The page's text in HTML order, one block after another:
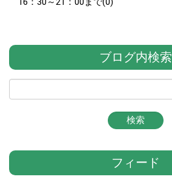
ブログ内検索
フィード